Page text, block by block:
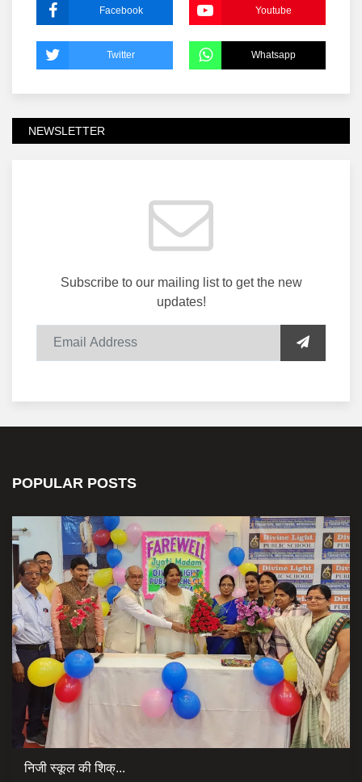
Facebook Youtube
Twitter Whatsapp
NEWSLETTER
Subscribe to our mailing list to get the new
updates!
POPULAR POSTS
निजी स्कूल की शिक्...